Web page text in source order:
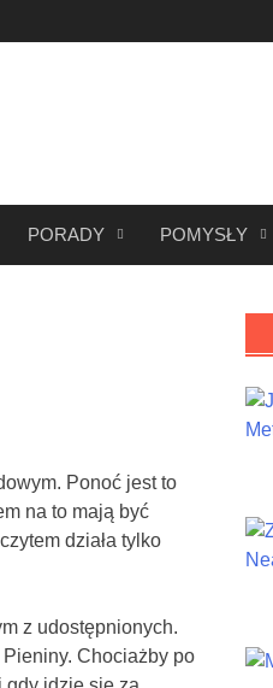
PORADY POMYSŁY
Ponoć jest to
na to mają być
działa tylko
z udostępnionych.
Pieniny. Chociażby po